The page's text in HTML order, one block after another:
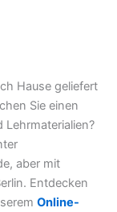
Hause geliefert
Sie einen
Lehrmaterialien?
aber mit
Entdecken
Online-